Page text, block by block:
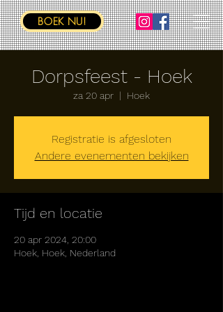
BOEK NU!
Dorpsfeest - Hoek
za 20 apr
  |
Hoek
Registratie is afgesloten
Andere evenementen bekijken
Tijd en locatie
20 apr 2024, 20:00
Hoek, Hoek, Nederland